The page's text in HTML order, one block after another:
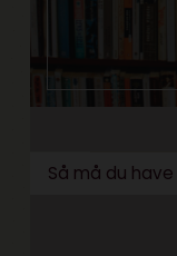
Så må du